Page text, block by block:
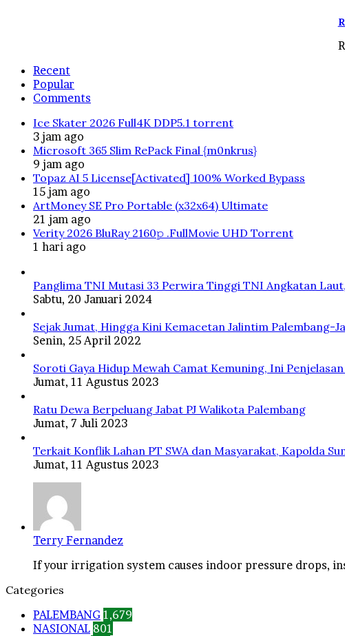
Recent
Popular
Comments
Ice Skater 2026 Full4K DDP5.1 torrent
3 jam ago
Microsoft 365 Slim RePack Final {m0nkrus}
9 jam ago
Topaz AI 5 License[Activated] 100% Worked Bypass
15 jam ago
ArtMoney SE Pro Portable (x32x64) Ultimate
21 jam ago
Verity 2026 BluRay 2160𝚙 .FullMov𝗂e UHD Torrent
1 hari ago
Panglima TNI Mutasi 33 Perwira Tinggi TNI Angkatan
Sabtu, 20 Januari 2024
Sejak Jumat, Hingga Kini Kemacetan Jalintim Palembang-
Senin, 25 April 2022
Soroti Gaya Hidup Mewah Camat Kemuning, Ini
Jumat, 11 Agustus 2023
Ratu Dewa Berpeluang Jabat PJ Walikota Palembang
Jumat, 7 Juli 2023
Terkait Konflik Lahan PT SWA dan Masyarakat, Kapolda
Jumat, 11 Agustus 2023
Terry Fernandez
If your irrigation system causes indoor pressure drops,
Categories
PALEMBANG 1,679
NASIONAL 801